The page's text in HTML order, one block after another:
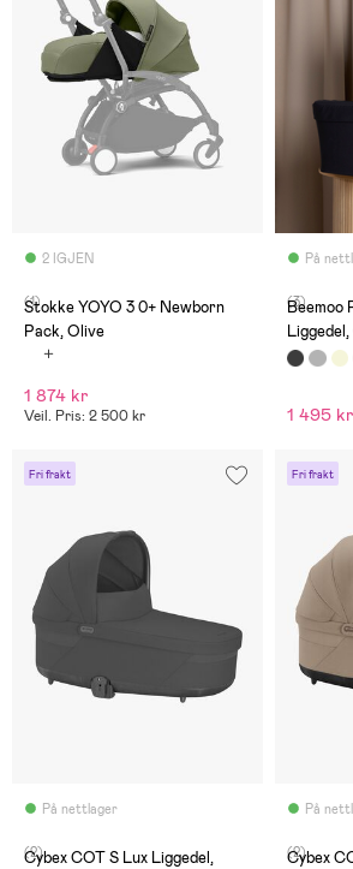
2 IGJEN
(1)
Stokke YOYO 3 0+ Newborn
Pack, Olive
1 874 kr
Veil. Pris: 2 500 kr
På
(3)
Beemoo
1 495 kr
Fri frakt
På nettlager
(2)
Cybex COT S Lux Liggedel,
Fri frakt
På
(2)
Cybex